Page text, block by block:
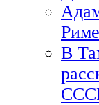
Риме
В